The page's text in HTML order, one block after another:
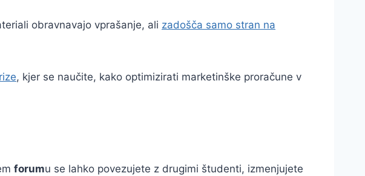
obravnavajo vprašanje, ali zadošča samo stran na
, kjer se naučite, kako optimizirati marketinške proračune v
forumu se lahko povezujete z drugimi študenti, izmenjujete